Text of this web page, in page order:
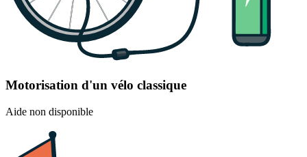
Motorisation d'un vélo classique
Aide non disponible